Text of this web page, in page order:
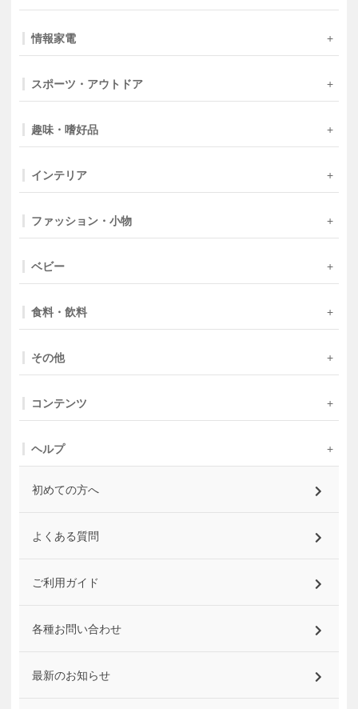
情報家電
スポーツ・アウトドア
趣味・嗜好品
インテリア
ファッション・小物
ベビー
食料・飲料
その他
コンテンツ
ヘルプ
初めての方へ
よくある質問
ご利用ガイド
各種お問い合わせ
最新のお知らせ